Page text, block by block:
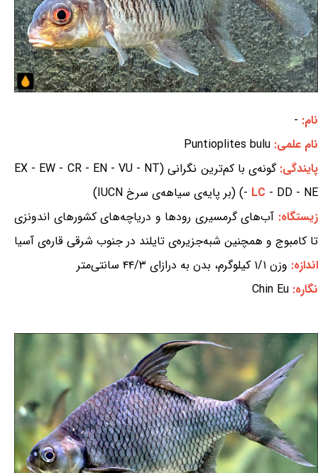
نام: -
نام علمی: Puntioplites bulu
پایندگی:
گونه‌ی با کم‌ترین نگرانی (EX - EW - CR - EN - VU - NT
- LC - DD - NE) (بر پایه‌ی سیاهه‌ی سرخ IUCN)
زیستگاه: آب‌های گرمسیری رودها و دریاچه‌های کشورهای اندونزی
تا کامبوج و همچنین شبه‌جزیره‌ی تایلند در جنوب شرقی قاره‌ی آسیا
اندازه: وزن ۱/۱ کیلوگرم، بدن به درازای ۴۴/۳ سانتی‌متر
نگاره: Chin Eu